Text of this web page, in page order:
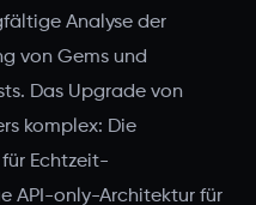
Analyse der
von Gems und
Das Upgrade von
komplex: Die
Echtzeit-
API-only-Architektur für